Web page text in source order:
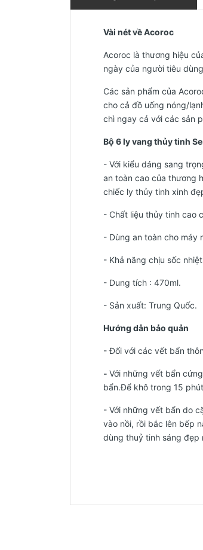
Vài nét về Acoroc
Acoroc là thương hiệu
ngày của người tiêu
Các sản phẩm của
cho cả đồ uống nóng/
chì ngay cả với các sản
Bộ 6 ly vang thủy tinh
- Với kiểu dáng sang
an toàn cao của thương
chiếc ly thủy tinh xinh
- Chất liệu thủy tinh cao
- Dùng an toàn cho máy
- Khả năng chịu sốc
- Dung tích : 470ml.
- Sản xuất: Trung Quốc.
Hướng dẫn bảo quản
- Đối với các vết bẩn
- Với những vết bẩn
bẩn.Để khô trong 15
- Với những vết bẩn do
vào nồi, rồi bắc lên bếp
dùng thuỷ tinh sáng đẹp